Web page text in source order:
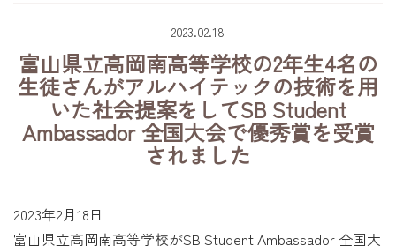
2023.02.18
富山県立高岡南高等学校の2年生4名の
生徒さんがアルハイテックの技術を用
いた社会提案をしてSB Student
Ambassador 全国大会で優秀賞を受賞
されました
2023年2月18日
富山県立高岡南高等学校がSB Student Ambassador 全国大